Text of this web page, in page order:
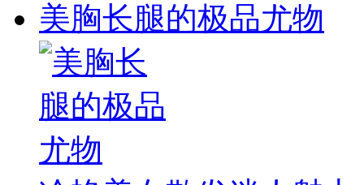
美胸长腿的极品尤物